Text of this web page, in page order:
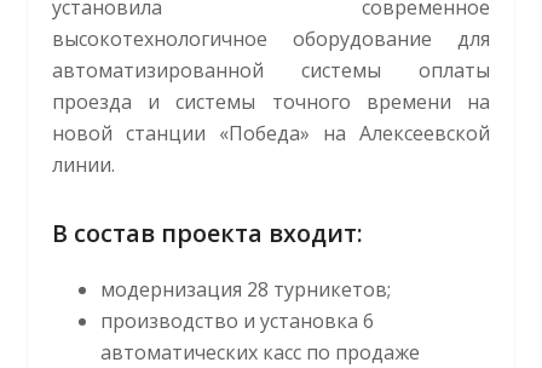
установила современное
высокотехнологичное оборудование для
автоматизированной системы оплаты
проезда и системы точного времени на
новой станции «Победа» на Алексеевской
линии.
В состав проекта входит:
модернизация 28 турникетов;
производство и установка 6
автоматических касс по продаже